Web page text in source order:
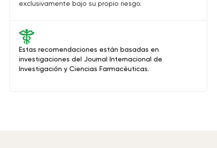
Estas recomendaciones están basadas en
investigaciones del Journal Internacional de
Investigación y Ciencias Farmacéuticas.
exclusivamente bajo su propio riesgo.